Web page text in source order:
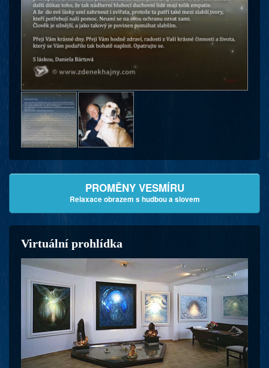
PROMĚNY VESMÍRU
Relaxace obrazem s hudbou a slovem
Virtuální prohlídka